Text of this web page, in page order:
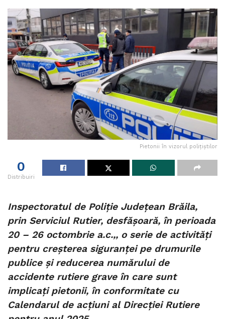
Pietonii în vizorul polițiștilor
0
Distribuiri
Inspectoratul de Poliție Județean Brăila,
prin Serviciul Rutier, desfășoară, în perioada
20 – 26 octombrie a.c.,, o serie de activități
pentru creșterea siguranței pe drumurile
publice și reducerea numărului de
accidente rutiere grave în care sunt
implicați pietonii, în conformitate cu
Calendarul de acțiuni al Direcției Rutiere